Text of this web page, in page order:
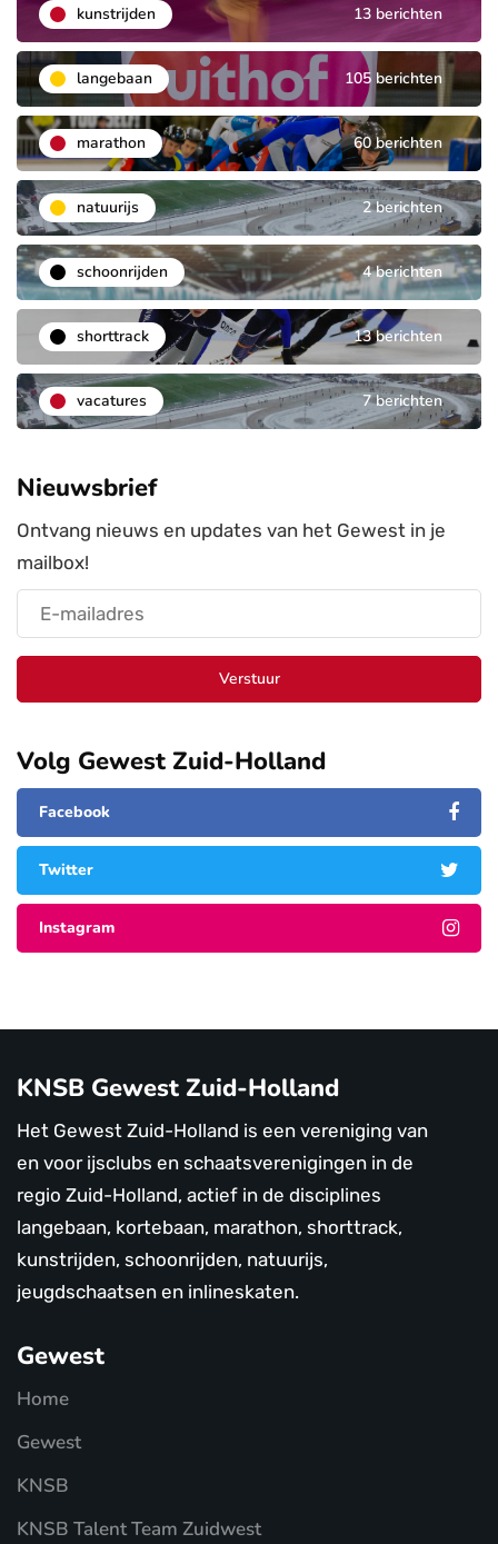
kunstrijden 13 berichten
langebaan 105 berichten
marathon 60 berichten
natuurijs 2 berichten
schoonrijden 4 berichten
shorttrack 13 berichten
vacatures 7 berichten
Nieuwsbrief
Ontvang nieuws en updates van het Gewest in je
mailbox!
Verstuur
Volg Gewest Zuid-Holland
Facebook
Twitter
Instagram
KNSB Gewest Zuid-Holland
Het Gewest Zuid-Holland is een vereniging van
en voor ijsclubs en schaatsverenigingen in de
regio Zuid-Holland, actief in de disciplines
langebaan, kortebaan, marathon, shorttrack,
kunstrijden, schoonrijden, natuurijs,
jeugdschaatsen en inlineskaten.
Gewest
Home
Gewest
KNSB
KNSB Talent Team Zuidwest